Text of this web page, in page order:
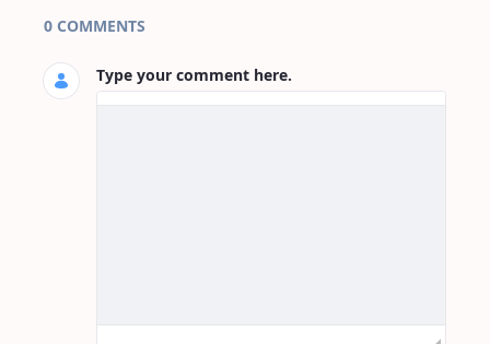
Page Comments
0 COMMENTS
Type your comment here.